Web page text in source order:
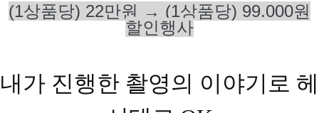
(1상품당) 22만원 → (1상품당) 99.000원
할인행사
내가 진행한 촬영의 이야기로 헤